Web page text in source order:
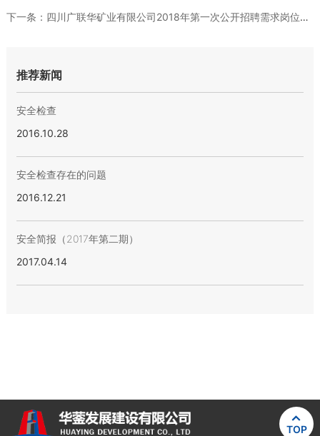
下一条： 四川广联华矿业有限公司2018年第一次公开招聘需求岗位一览表
推荐新闻
安全检查
2016.10.28
安全检查存在的问题
2016.12.21
安全简报（2017年第二期）
2017.04.14

TOP